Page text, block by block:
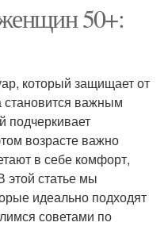
50+:
который защищает от
важным
подчеркивает
возрасте важно
в себе комфорт,
этой статье мы
идеально подходят
советами по